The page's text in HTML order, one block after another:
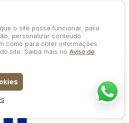
o site possa funcionar, para
personalizar conteúdo
como para obter informações
site. Saiba mais no Aviso de